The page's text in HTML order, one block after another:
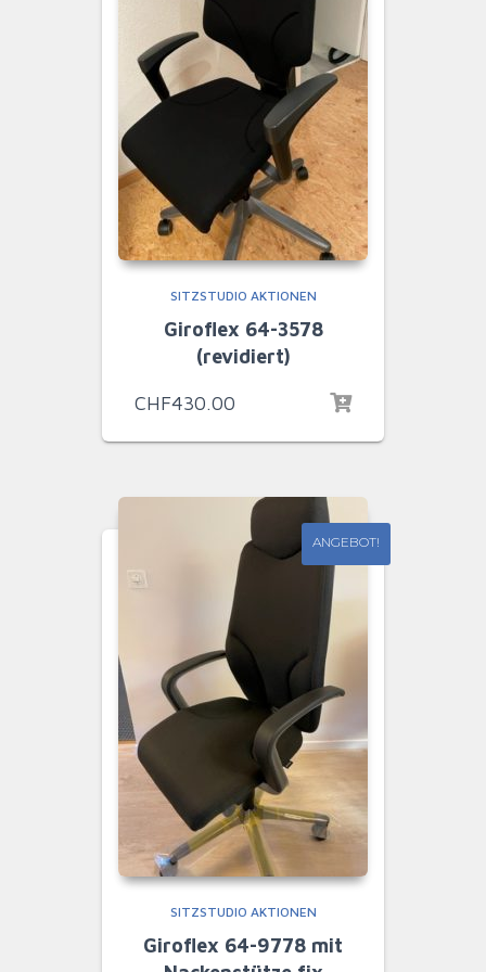
SITZSTUDIO AKTIONEN
Giroflex 64-3578
(revidiert)
CHF430.00
ANGEBOT!
SITZSTUDIO AKTIONEN
Giroflex 64-9778 mit